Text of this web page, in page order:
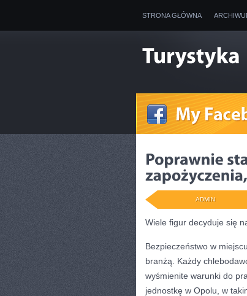
STRONA GŁÓWNA
ADMIN
Wiele figur decyduje się
Bezpieczeństwo w
branżą. Każdy
wyśmienite warunki do
jednostkę w Opolu, w